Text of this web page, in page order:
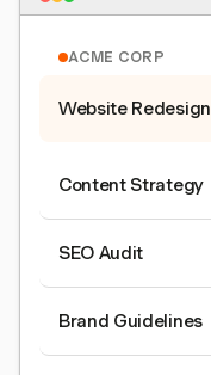
ACME CORP
Website Redesign
Content Strategy
SEO Audit
Brand Guidelines